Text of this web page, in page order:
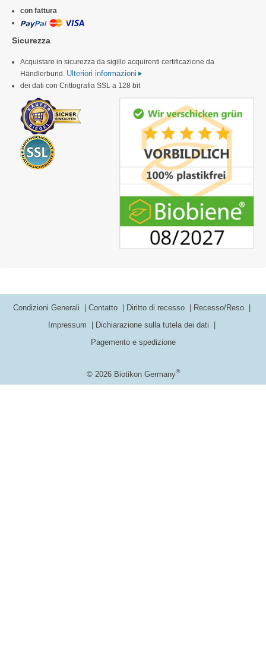
con fattura
Sicurezza
Acquistare in sicurezza da sigillo acquirenti certificazione da
Händlerbund. Ulteriori informazioni
dei dati con Crittografia SSL a 128 bit
© 2026 Biotikon Germany®
Condizioni Generali Contatto Diritto di recesso
Recesso/Reso
Impressum
Dichiarazione sulla tutela dei dati
Pagemento e spedizione